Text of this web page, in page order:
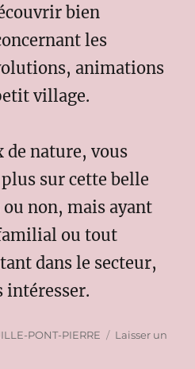
bien
les
animations
village.
de nature, vous
sur cette belle
non, mais ayant
ou tout
dans le secteur,
intéresser.
PONT-PIERRE
Laisser un